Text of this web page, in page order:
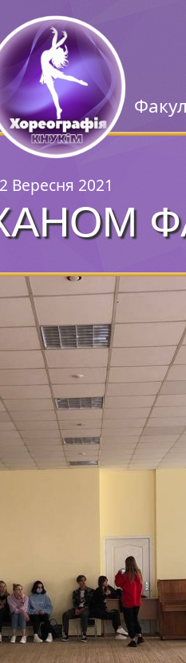
2 Вересня 2021